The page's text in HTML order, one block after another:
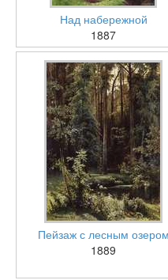
Над набережной
1887
Пейзаж с лесным озером
1889